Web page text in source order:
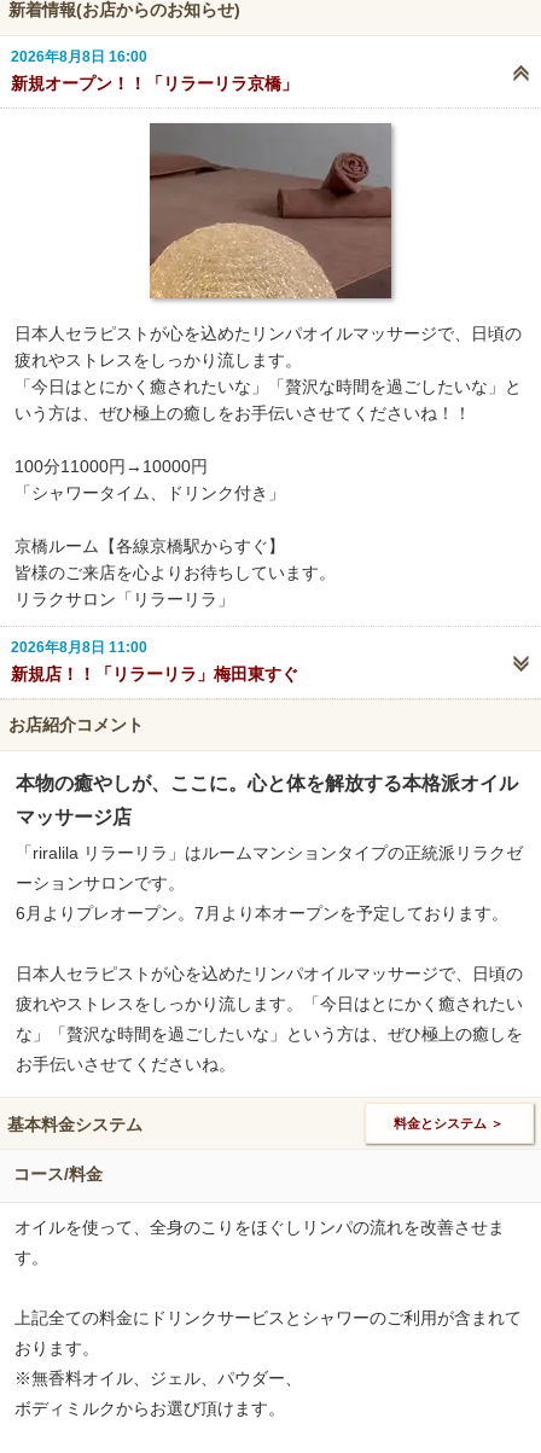
新着情報(お店からのお知らせ)
2026年8月8日 16:00
新規オープン！！「リラーリラ京橋」
日本人セラピストが心を込めたリンパオイルマッサージで、日頃の
疲れやストレスをしっかり流します。
「今日はとにかく癒されたいな」「贅沢な時間を過ごしたいな」と
いう方は、ぜひ極上の癒しをお手伝いさせてくださいね！！
100分11000円→10000円
「シャワータイム、ドリンク付き」
京橋ルーム【各線京橋駅からすぐ】
皆様のご来店を心よりお待ちしています。
リラクサロン「リラーリラ」
2026年8月8日 11:00
新規店！！「リラーリラ」梅田東すぐ
お店紹介コメント
本物の癒やしが、ここに。心と体を解放する本格派オイル
マッサージ店
「riralila リラーリラ」はルームマンションタイプの正統派リラクゼ
ーションサロンです。
6月よりプレオープン。7月より本オープンを予定しております。
日本人セラピストが心を込めたリンパオイルマッサージで、日頃の
疲れやストレスをしっかり流します。「今日はとにかく癒されたい
な」「贅沢な時間を過ごしたいな」という方は、ぜひ極上の癒しを
お手伝いさせてくださいね。
基本料金システム 料金とシステム ＞
コース/料金
オイルを使って、全身のこりをほぐしリンパの流れを改善させま
す。
上記全ての料金にドリンクサービスとシャワーのご利用が含まれて
おります。
※無香料オイル、ジェル、パウダー、
ボディミルクからお選び頂けます。